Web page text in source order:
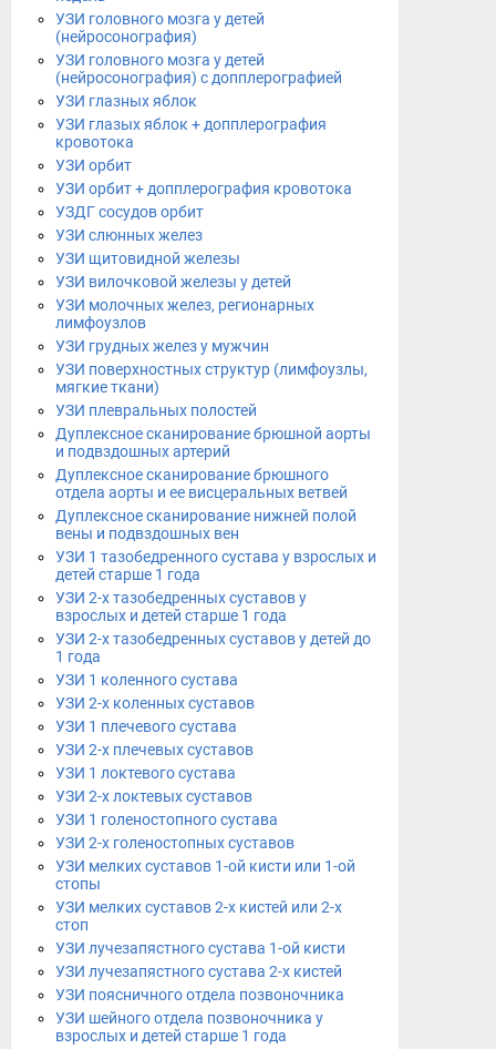
УЗИ головного мозга у детей
(нейросонография)
УЗИ головного мозга у детей
(нейросонография) с допплерографией
УЗИ глазных яблок
УЗИ глазых яблок + допплерография
кровотока
УЗИ орбит
УЗИ орбит + допплерография кровотока
УЗДГ сосудов орбит
УЗИ слюнных желез
УЗИ щитовидной железы
УЗИ вилочковой железы у детей
УЗИ молочных желез, регионарных
лимфоузлов
УЗИ грудных желез у мужчин
УЗИ поверхностных структур (лимфоузлы,
мягкие ткани)
УЗИ плевральных полостей
Дуплексное сканирование брюшной аорты
и подвздошных артерий
Дуплексное сканирование брюшного
отдела аорты и ее висцеральных ветвей
Дуплексное сканирование нижней полой
вены и подвздошных вен
УЗИ 1 тазобедренного сустава у взрослых и
детей старше 1 года
УЗИ 2-х тазобедренных суставов у
взрослых и детей старше 1 года
УЗИ 2-х тазобедренных суставов у детей до
1 года
УЗИ 1 коленного сустава
УЗИ 2-х коленных суставов
УЗИ 1 плечевого сустава
УЗИ 2-х плечевых суставов
УЗИ 1 локтевого сустава
УЗИ 2-х локтевых суставов
УЗИ 1 голеностопного сустава
УЗИ 2-х голеностопных суставов
УЗИ мелких суставов 1-ой кисти или 1-ой
стопы
УЗИ мелких суставов 2-х кистей или 2-х
стоп
УЗИ лучезапястного сустава 1-ой кисти
УЗИ лучезапястного сустава 2-х кистей
УЗИ поясничного отдела позвоночника
УЗИ шейного отдела позвоночника у
взрослых и детей старше 1 года